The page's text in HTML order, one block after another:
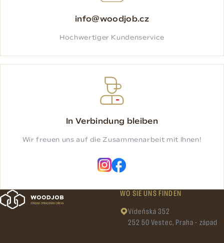
info@woodjob.cz
Hochwertiger Kundenservice
In Verbindung bleiben
Wir freuen uns auf die Zusammenarbeit mit Ihnen!
WO SIE UNS FINDEN
Vídeňská 352
252 50 Vestec, Praha - západ